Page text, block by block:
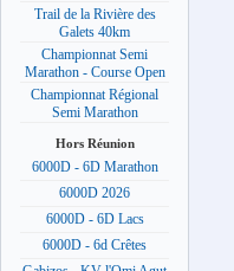
Trail de la Rivière des
Galets 40km
Championnat Semi
Marathon - Course Open
Championnat Régional
Semi Marathon
Hors Réunion
6000D - 6D Marathon
6000D 2026
6000D - 6D Lacs
6000D - 6d Crêtes